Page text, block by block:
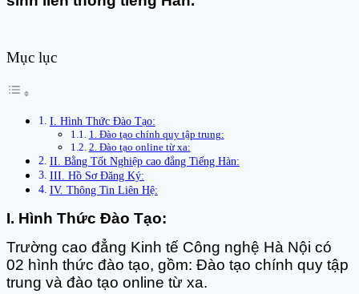
Mục lục
I. Hình Thức Đào Tạo:
1. Đào tạo chính quy tập trung:
2. Đào tạo online từ xa:
II. Bằng Tốt Nghiệp cao đẳng Tiếng Hàn:
III. Hồ Sơ Đăng Ký:
IV. Thông Tin Liên Hệ:
I. Hình Thức Đào Tạo:
Trường cao đẳng Kinh tế Công nghệ Hà Nội có
02 hình thức đào tạo, gồm: Đào tạo chính quy tập
trung và đào tạo online từ xa.